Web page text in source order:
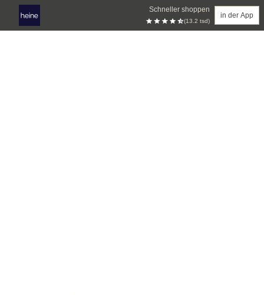
Schneller shoppen
(13.2 tsd)
in der App